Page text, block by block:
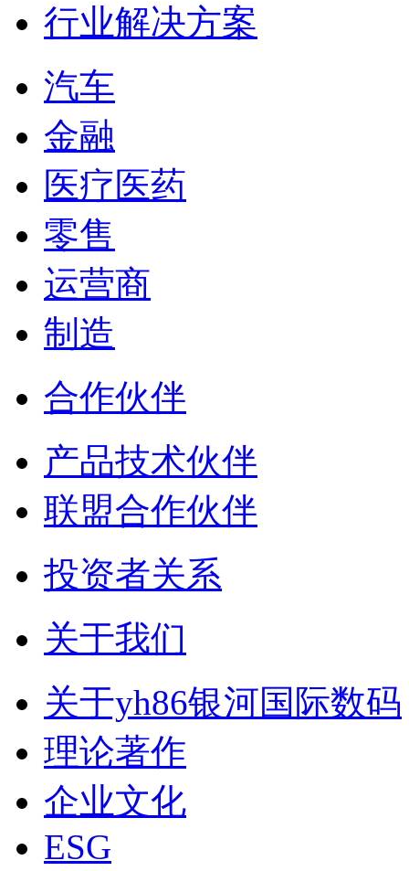
行业解决方案
汽车
金融
医疗医药
零售
运营商
制造
合作伙伴
产品技术伙伴
联盟合作伙伴
投资者关系
关于我们
关于yh86银河国际数码
理论著作
企业文化
ESG